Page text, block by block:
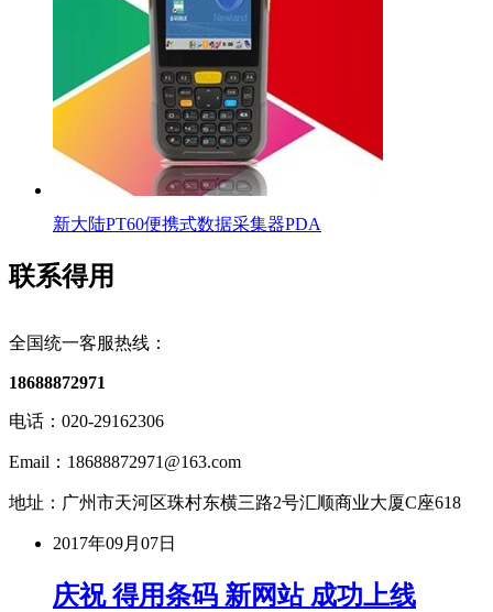
新大陆PT60便携式数据采集器PDA
联系得用
全国统一客服热线：
18688872971
电话：020-29162306
Email：18688872971@163.com
地址：广州市天河区珠村东横三路2号汇顺商业大厦C座618
2017年09月07日
庆祝 得用条码 新网站 成功上线